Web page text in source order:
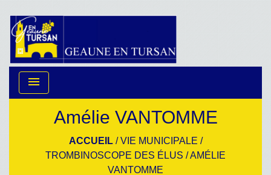
menu
Amélie VANTOMME
ACCUEIL/VIE MUNICIPALE /
TROMBINOSCOPE DES ÉLUS /AMÉLIE
VANTOMME